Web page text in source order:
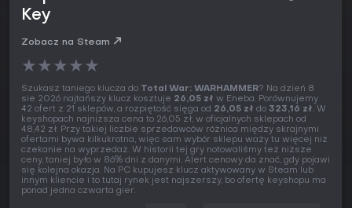
Key
Zobacz na Steam
★★★★★
Szukasz taniego klucza do Total War: WARHAMMER? Na dzień 8
sie 2026 najtańszy klucz kosztuje 26,05 zł w Eneba. Porównujemy
42 ofert z 21 sklepów, a rozpiętość sięga od 26,05 zł do 323,16 zł. W
keyshopach najniższa cena to 26,05 zł, w oficjalnych sklepach od
48,42 zł. Przy takiej liczbie sprzedawców różnica między skrajnymi
ofertami bywa kilkukrotna, więc sam wybór sklepu waży tu więcej niż
czekanie na wyprzedaż. W historii tej gry notowaliśmy też niższe
ceny, taniej było w 86% dni z danymi. Alert cenowy da znać, gdy pojawi
się kolejna okazja. Na PC kupujesz klucz aktywowany w Steam lub
innym kliencie i to tutaj rynek jest najszerszy, bo ofertę keyshopu ma
ponad jedna czwarta gier.